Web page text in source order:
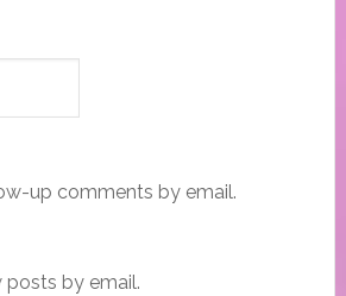
up comments by email.
by email.